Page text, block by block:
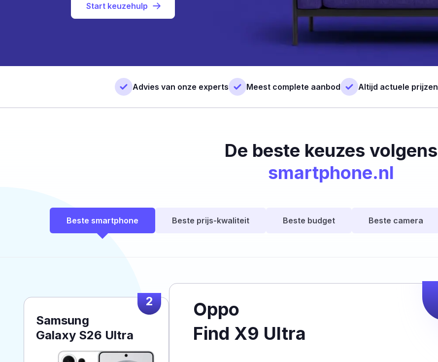
Start keuzehulp
Advies van onze experts Meest complete aanbod Altijd actuele prijzen
De beste keuzes volgens
smartphone.nl
Beste smartphone Beste prijs-kwaliteit Beste budget Beste camera
Oppo
Find X9 Ultra
2
Samsung
Galaxy S26 Ultra